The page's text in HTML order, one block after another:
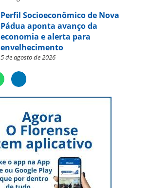
Perfil Socioeconômico de Nova
Pádua aponta avanço da
economia e alerta para
envelhecimento
5 de agosto de 2026